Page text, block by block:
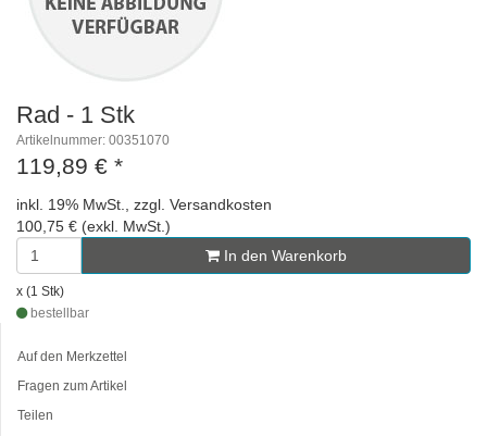
Rad - 1 Stk
Artikelnummer: 00351070
119,89 € *
inkl. 19% MwSt., zzgl. Versandkosten
100,75 € (exkl. MwSt.)
In den Warenkorb
x (1 Stk)
bestellbar
Auf den Merkzettel
Fragen zum Artikel
Teilen